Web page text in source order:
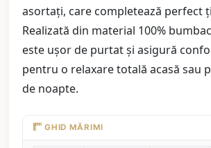
asortați, care completează perfect
Realizată din material 100%
este ușor de purtat și asigură
pentru o relaxare totală acasă sau
de noapte.
GHID MĂRIMI